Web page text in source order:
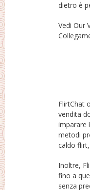
dietro è
Vedi Our
FlirtChat
vendita
imparare
metodi
caldo
nonché
Inoltre,
fino a
senza
membri
hit a